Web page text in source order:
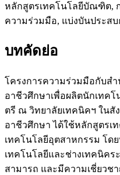
หลักสูตรเทคโนโลยีบัณฑิต,
ความร่วมมือ, แบ่งบันประส
บทคัดย่อ
โครงการความร่วมมือกับส
อาชีวศึกษาเพื่อผลิตนักเทค
ตรี ณ วิทยาลัยเทคนิคฯ ใน
อาชีวศึกษา ได้ใช้หลักสูตร
เทคโนโลยีอุตสาหกรรม โด
เทคโนโลยีและช่างเทคนิค
สามารถ และมีความเชี่ยวช